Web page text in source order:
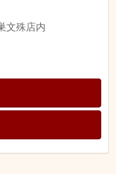
文殊店内